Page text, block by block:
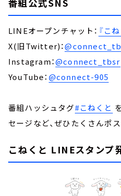
LINEオープンチャット： 『こ
X(旧Twitter)：
Instagram：@connect_tbsr
YouTube：@connect-905
番組ハッシュタグ#こねくと
セージなど、ぜひたくさんポ
こねくと LINEスタンプ